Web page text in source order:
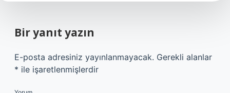
Bir yanıt yazın
E-posta adresiniz yayınlanmayacak. Gerekli alanlar
* ile işaretlenmişlerdir